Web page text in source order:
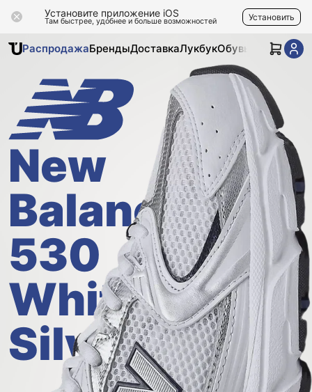
Установите приложение iOS
Там быстрее, удобнее и больше возможностей Установить
РаспродажаБрендыДоставкаЛукбукОбувь Одежда
New
Balance
530
White
Silver